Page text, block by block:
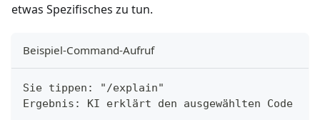
etwas Spezifisches zu tun.
Beispiel-Command-Aufruf
Sie tippen: "/explain"
Ergebnis: KI erklärt den ausgewählten Code